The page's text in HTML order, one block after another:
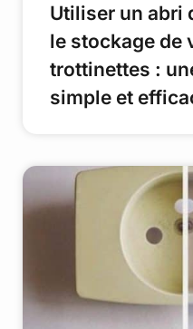
Utiliser un abri
le stockage de
trottinettes :
simple et